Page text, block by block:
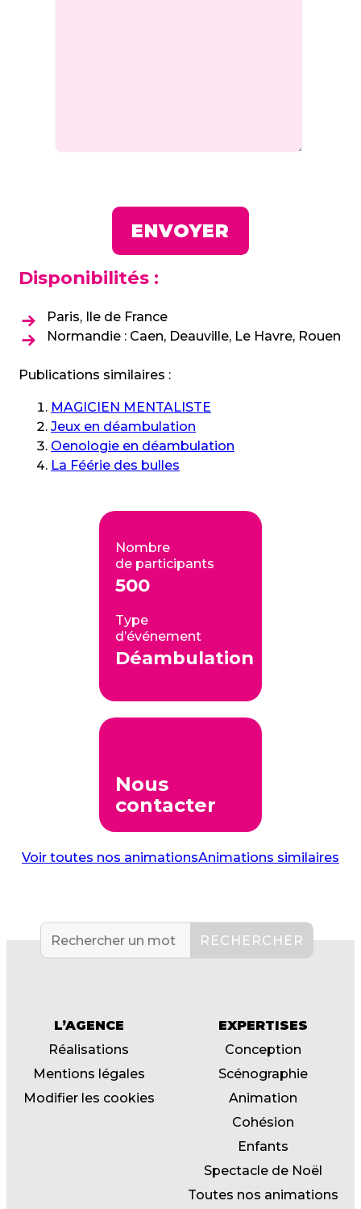
Disponibilités :
Paris, Ile de France
Normandie : Caen, Deauville, Le Havre, Rouen
Publications similaires :
MAGICIEN MENTALISTE
Jeux en déambulation
Oenologie en déambulation
La Féérie des bulles
Nombre
de participants
500
Type
d’événement
Déambulation
Nous
contacter
Voir toutes nos animationsAnimations similaires
L’AGENCE
Réalisations
Mentions légales
Modifier les cookies
EXPERTISES
Conception
Scénographie
Animation
Cohésion
Enfants
Spectacle de Noël
Toutes nos animations